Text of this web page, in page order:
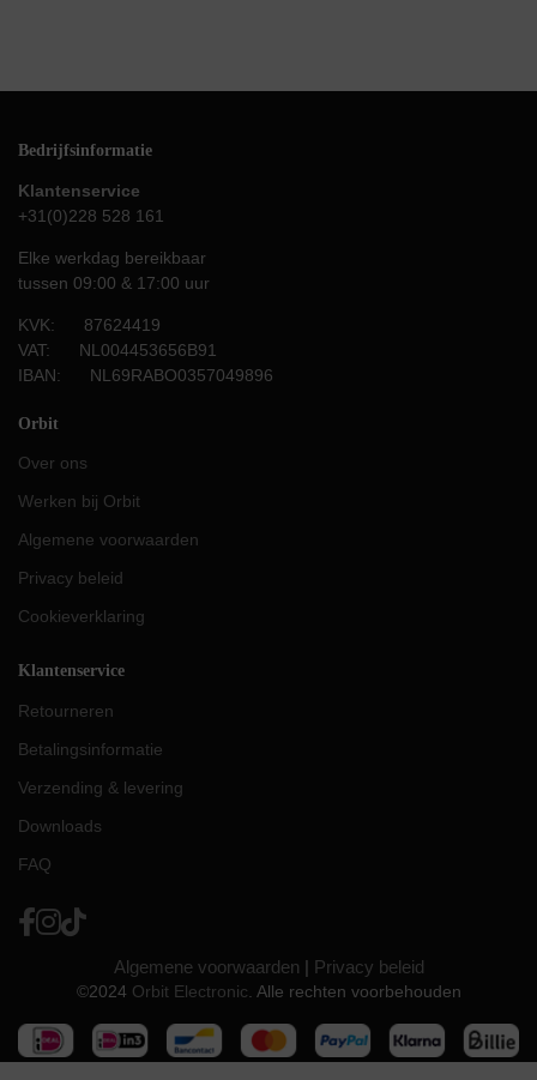
Bedrijfsinformatie
Klantenservice
+31(0)228 528 161
Elke werkdag bereikbaar
tussen 09:00 & 17:00 uur
KVK: 87624419
VAT: NL004453656B91
IBAN: NL69RABO0357049896
Orbit
Over ons
Werken bij Orbit
Algemene voorwaarden
Privacy beleid
Cookieverklaring
Klantenservice
Retourneren
Betalingsinformatie
Verzending & levering
Downloads
FAQ
Algemene voorwaarden | Privacy beleid
©2024 Orbit Electronic . Alle rechten voorbehouden